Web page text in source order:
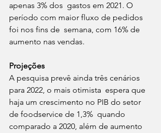
apenas 3% dos  gastos em 2021. O
período com maior fluxo de pedidos
foi nos fins de  semana, com 16% de
aumento nas vendas.
Projeções
A pesquisa prevê ainda três cenários
para 2022, o mais otimista  espera que
haja um crescimento no PIB do setor
de foodservice de 1,3%  quando
comparado a 2020, além de aumento